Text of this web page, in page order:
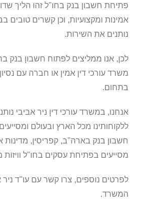
פתיחת חשבון בנק בחו"ל זהו הליך
אמינות ומקצועיות, וכן קשרים טובים
נותנים את השירות.
לכן, אנו ממליצים לפתוח חשבון בנק
משרד עורכי דין אמין או חברה עם
בתחום.
אנחנו, במשרד עורכי דין ניר אביבי
ללקוחותינו מכל הארץ ובעולם
חשבון בנק בארה"ב, קפריסין, מדינות
מסייעים בפתיחת עסקים בחו"ל וויזות
לפרטים נוספים, צרו קשר עם עו"ד ניר
המשרד.